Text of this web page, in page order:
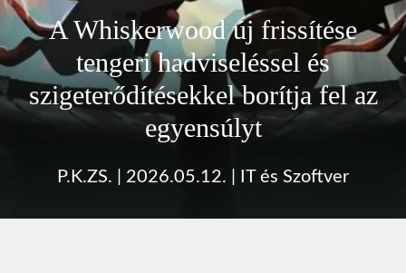
A Whiskerwood új frissítése
tengeri hadviseléssel és
szigeterődítésekkel borítja fel az
egyensúlyt
P.K.ZS. 2026.05.12. IT és Szoftver